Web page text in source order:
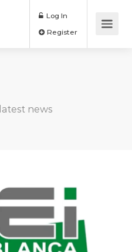
Log In
news